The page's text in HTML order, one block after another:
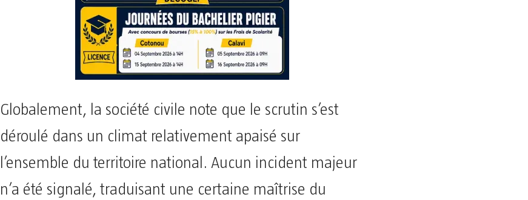
Globalement, la société civile note que le scrutin s’est
déroulé dans un climat relativement apaisé sur
l’ensemble du territoire national. Aucun incident majeur
n’a été signalé, traduisant une certaine maîtrise du